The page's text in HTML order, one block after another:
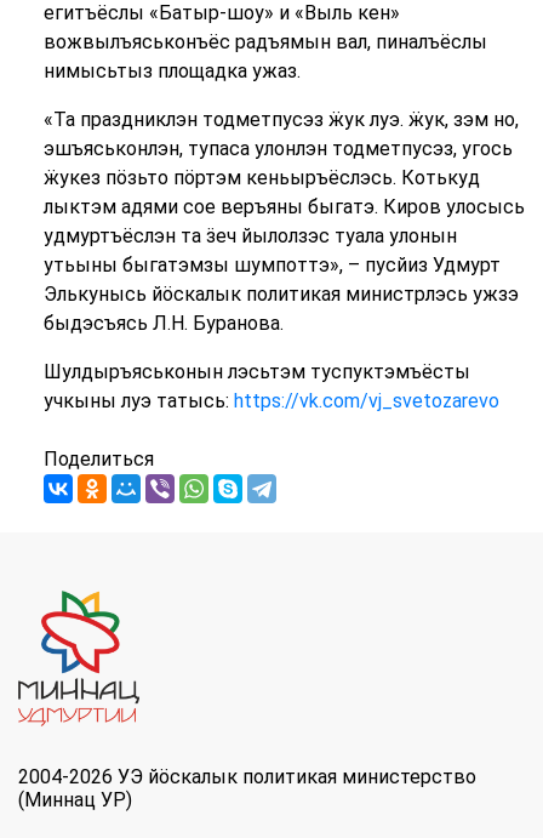
егитъёслы «Батыр-шоу» и «Выль кен»
вожвылъяськонъёс радъямын вал, пиналъёслы
нимысьтыз площадка ужаз.
«Та праздниклэн тодметпусэз ӝук луэ. ӝук, зэм но,
эшъяськонлэн, тупаса улонлэн тодметпусэз, угось
ӝукез пӧзьто пӧртэм кеньыръёслэсь. Котькуд
лыктэм адями сое веръяны быгатэ. Киров улосысь
удмуртъёслэн та ӟеч йылолзэс туала улонын
утьыны быгатэмзы шумпоттэ», – пусйиз Удмурт
Элькунысь йӧскалык политикая министрлэсь ужзэ
быдэсъясь Л.Н. Буранова.
Шулдыръяськонын лэсьтэм туспуктэмъёсты
учкыны луэ татысь: https://vk.com/vj_svetozarevo
Поделиться
2004-2026 УЭ йöскалык политикая министерство
(Миннац УР)